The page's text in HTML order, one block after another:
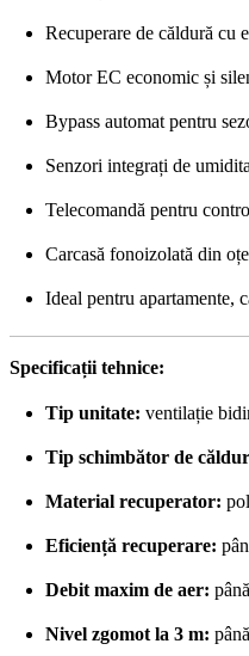
Recuperare de căldură cu
Motor EC economic și
Bypass automat pentru
Senzori integrați de
Telecomandă pentru
Carcasă fonoizolată din
Ideal pentru apartamente,
Specificații tehnice:
Tip unitate: ventilație
Tip schimbător de
Material recuperator:
Eficiență recuperare:
Debit maxim de aer:
Nivel zgomot la 3 m: